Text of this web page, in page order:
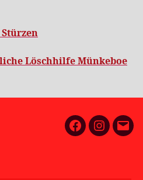
Löschhilfe Münkeboe
FacebookE-